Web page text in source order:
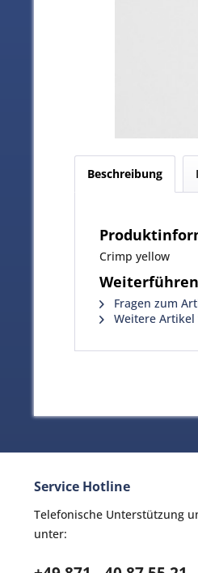
Beschreibung
Crimp yellow
Fragen zum
Weitere
Service Hotline
Telefonische Unterstützung
unter: